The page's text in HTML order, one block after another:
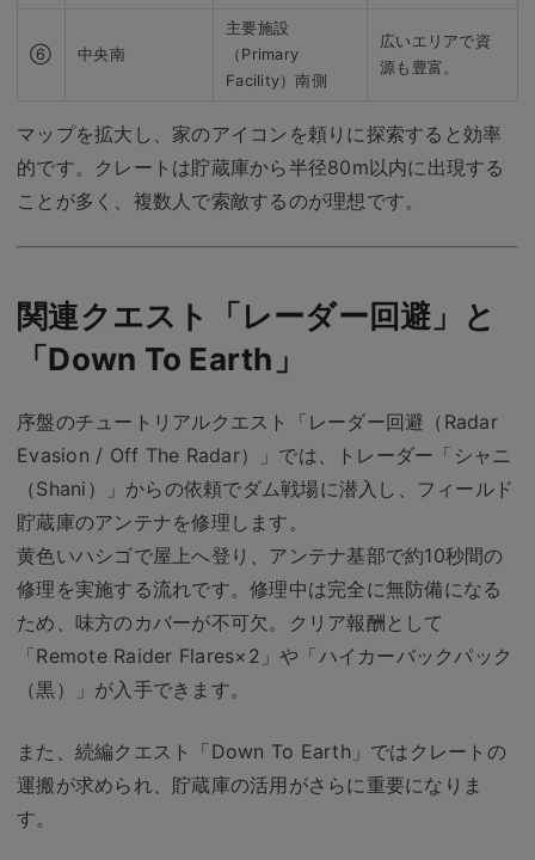
⑥ 中央南
主要施設
（Primary
Facility）南側
広いエリアで資
源も豊富。
マップを拡大し、家のアイコンを頼りに探索すると効率
的です。クレートは貯蔵庫から半径80m以内に出現する
ことが多く、複数人で索敵するのが理想です。
関連クエスト「レーダー回避」と
「Down To Earth」
序盤のチュートリアルクエスト「レーダー回避（Radar
Evasion / Off The Radar）」では、トレーダー「シャニ
（Shani）」からの依頼でダム戦場に潜入し、フィールド
貯蔵庫のアンテナを修理します。
黄色いハシゴで屋上へ登り、アンテナ基部で約10秒間の
修理を実施する流れです。修理中は完全に無防備になる
ため、味方のカバーが不可欠。クリア報酬として
「Remote Raider Flares×2」や「ハイカーバックパック
（黒）」が入手できます。
また、続編クエスト「Down To Earth」ではクレートの
運搬が求められ、貯蔵庫の活用がさらに重要になりま
す。